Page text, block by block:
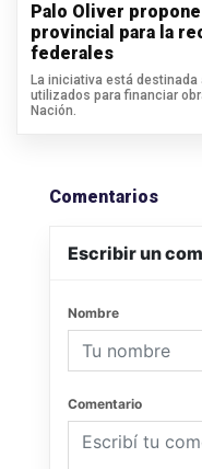
Palo Oliver
provincial para la
federales
La iniciativa está
utilizados para financiar
Nación.
Comentarios
Escribir un
Nombre
Comentario